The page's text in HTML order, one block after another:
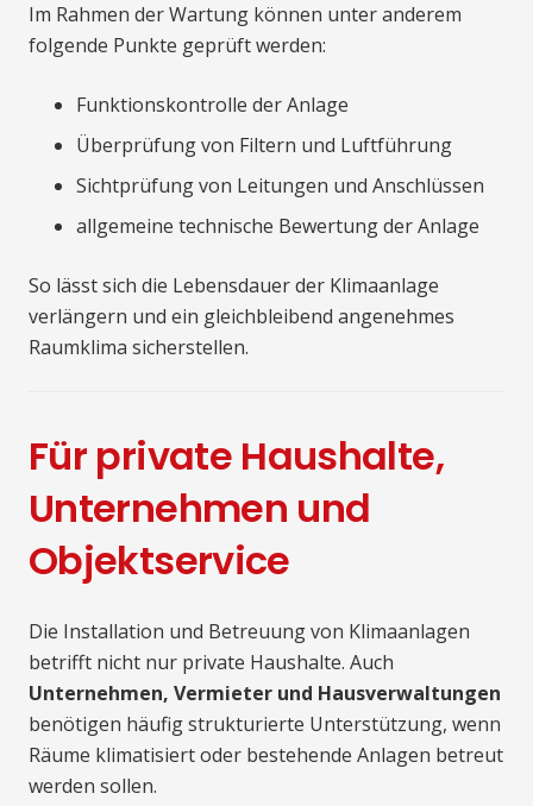
Im Rahmen der Wartung können unter anderem
folgende Punkte geprüft werden:
Funktionskontrolle der Anlage
Überprüfung von Filtern und Luftführung
Sichtprüfung von Leitungen und Anschlüssen
allgemeine technische Bewertung der Anlage
So lässt sich die Lebensdauer der Klimaanlage
verlängern und ein gleichbleibend angenehmes
Raumklima sicherstellen.
Für private Haushalte,
Unternehmen und
Objektservice
Die Installation und Betreuung von Klimaanlagen
betrifft nicht nur private Haushalte. Auch
Unternehmen, Vermieter und Hausverwaltungen
benötigen häufig strukturierte Unterstützung, wenn
Räume klimatisiert oder bestehende Anlagen betreut
werden sollen.